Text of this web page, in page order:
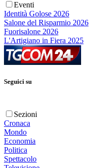
Eventi
Identità Golose 2026
Salone del Risparmio 2026
Fuorisalone 2026
L'Artigiano in Fiera 2025
Seguici su
Sezioni
Cronaca
Mondo
Economia
Politica
Spettacolo